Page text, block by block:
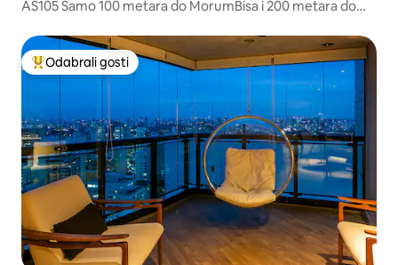
AS105 Samo 100 metara do MorumBisa i 200 metara do
Među najviše rangiranima s oznakom „Odabrali gosti”
Odabrali gosti